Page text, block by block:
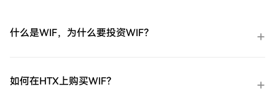
什么是WIF，为什么要投资WIF？
如何在HTX上购买WIF？